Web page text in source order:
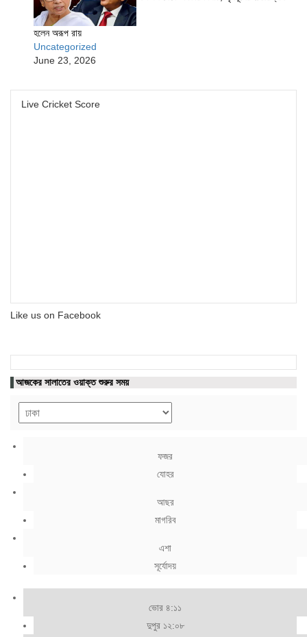
হলেন অরূপ রায়
Uncategorized
June 23, 2026
Live Cricket Score
Like us on Facebook
আজকের সালাতের ওয়াক্ত শুরুর সময়
ফজর
যোহর
আছর
মাগরিব
এশা
সূর্যোদয়
ভোর ৪:১১
দুপুর ১২:০৮